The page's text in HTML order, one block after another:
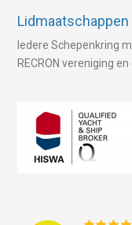
Lidmaatschappen
Iedere Schepenkring
RECRON vereniging